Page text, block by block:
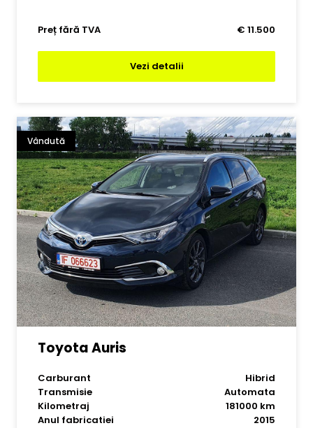
Preț fără TVA € 11.500
Vezi detalii
Vândută
Toyota Auris
Carburant
Hibrid
Transmisie
Automata
Kilometraj
181000 km
Anul fabricatiei
2015